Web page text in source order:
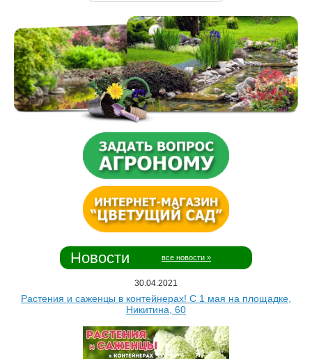
Новости все новости »
30.04.2021
Растения и саженцы в контейнерах! С 1 мая на площадке,
Никитина, 60